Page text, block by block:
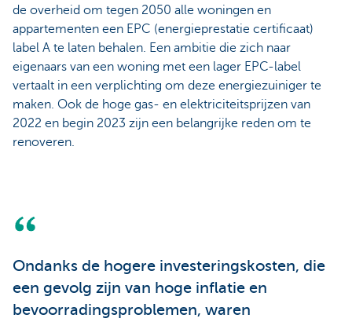
de overheid om tegen 2050 alle woningen en
appartementen een EPC (energieprestatie certificaat)
label A te laten behalen. Een ambitie die zich naar
eigenaars van een woning met een lager EPC-label
vertaalt in een verplichting om deze energiezuiniger te
maken. Ook de hoge gas- en elektriciteitsprijzen van
2022 en begin 2023 zijn een belangrijke reden om te
renoveren.
Ondanks de hogere investeringskosten, die
een gevolg zijn van hoge inflatie en
bevoorradingsproblemen, waren